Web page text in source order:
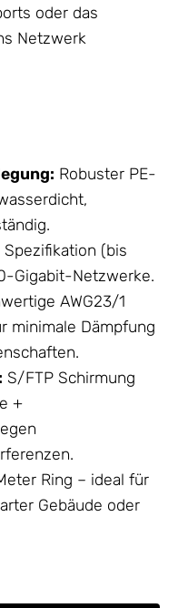
oder das
Netzwerk
Robuster PE-
Spezifikation (bis
Gigabit-Netzwerke.
AWG23/1
minimale Dämpfung
S/FTP Schirmung
+
Ring – ideal für
Gebäude oder